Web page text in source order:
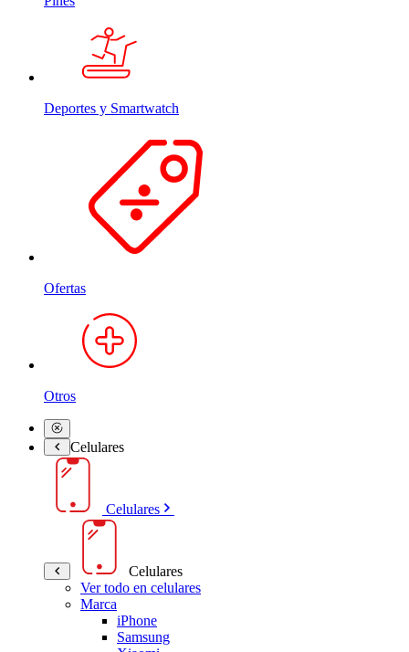
Deportes y Smartwatch
Ofertas
Otros
Celulares
Celulares
Celulares
Ver todo en celulares
Marca
iPhone
Samsung